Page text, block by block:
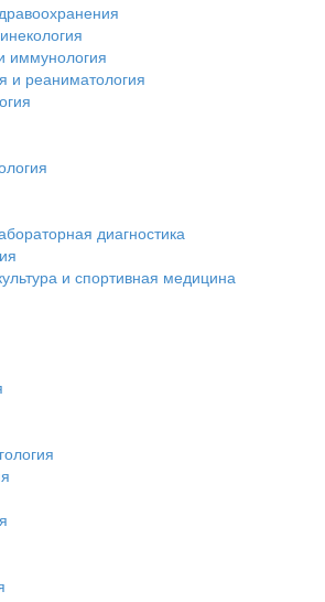
иммунология
и реаниматология
диагностика
и спортивная медицина